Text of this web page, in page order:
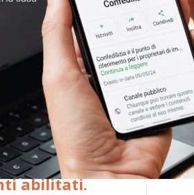
al contenuto
è riservato ai
abilitati.